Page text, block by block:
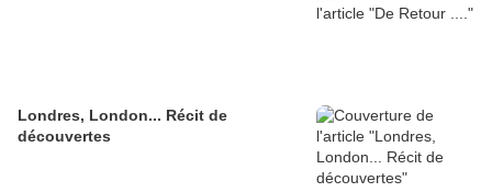
Londres, London... Récit de
découvertes